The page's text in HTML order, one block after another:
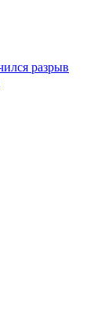
разрыв